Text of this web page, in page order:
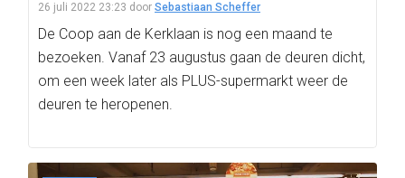
26 juli 2022 23:23 door Sebastiaan Scheffer
De Coop aan de Kerklaan is nog een maand te
bezoeken. Vanaf 23 augustus gaan de deuren dicht,
om een week later als PLUS-supermarkt weer de
deuren te heropenen.